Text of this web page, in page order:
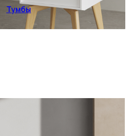
Тумбы